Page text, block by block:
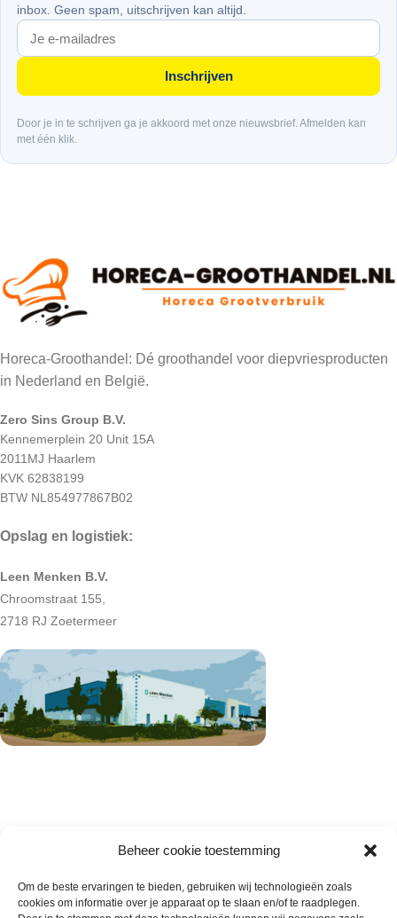
Beheer cookie toestemming
Om de beste ervaringen te bieden, gebruiken wij technologieën zoals
cookies om informatie over je apparaat op te slaan en/of te raadplegen.
inbox. Geen spam, uitschrijven kan altijd.
Inschrijven
Door je in te schrijven ga je akkoord met onze nieuwsbrief. Afmelden kan
met één klik.
Horeca-Groothandel: Dé groothandel voor diepvriesproducten
in Nederland en België.
Zero Sins Group B.V.
Kennemerplein 20 Unit 15A
2011MJ Haarlem
KVK 62838199
BTW NL854977867B02
Opslag en logistiek:
Leen Menken B.V.
Chroomstraat 155,
2718 RJ Zoetermeer